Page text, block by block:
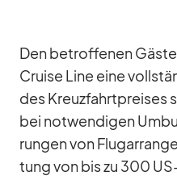
Den be­trof­fe­nen
Cruise Line eine
des Kreuz­fahrt­prei­ses
bei not­wen­di­gen
run­gen von
tung von bis zu 300